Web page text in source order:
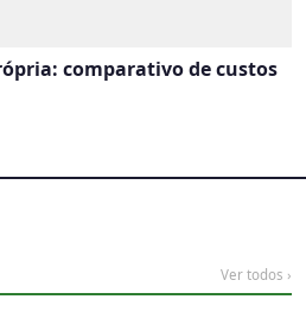
comparativo de custos
Ver todos ›